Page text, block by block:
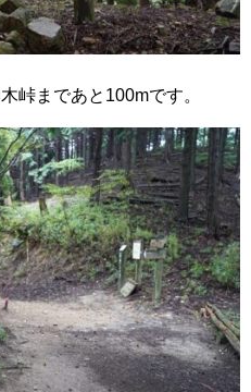
峠まであと100mです。